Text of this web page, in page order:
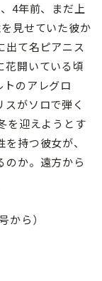
4年前、まだ上
見せていた彼か
出て名ピアニス
花開いている頃
トのアレグロ
スがソロで弾く
を迎えようとす
持つ彼女が、
のか。遠方から
から）